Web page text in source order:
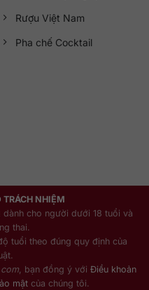
Rượu Việt Nam
Pha chế Cocktail
TRÁCH NHIỆM
dành cho người dưới 18 tuổi và
thai.
tuổi theo đúng quy định của
, bạn đồng ý với Điều khoản
mậtcủa chúng tôi.